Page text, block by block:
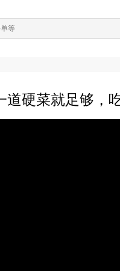
道硬菜就足够，